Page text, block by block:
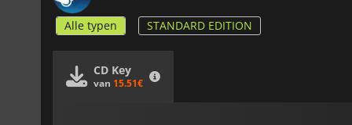
Alle typen STANDARD EDITION
CD Key
van 15.51€